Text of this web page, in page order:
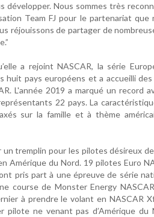
développer. Nous sommes très
Team FJ pour le partenariat
réjouissons de partager de
a rejoint NASCAR, la série
huit pays européens et a accueilli
L'année 2019 a marqué un record
22 pays. La
sur la famille et à thème
tremplin pour les pilotes désireux
Amérique du Nord. 19 pilotes Euro
pris part à une épreuve de série
course de Monster Energy
à prendre le volant en NASCAR
pilote ne venant pas d’Amérique